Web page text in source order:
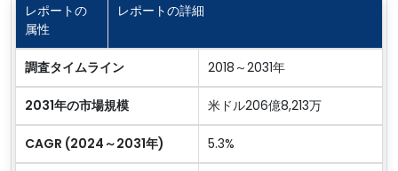
レポートの
属性
レポートの詳細
調査タイムライン 2018～2031年
2031年の市場規模 米ドル206億8,213万
CAGR (2024～2031年) 5.3%